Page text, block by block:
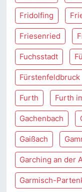
Fridolfing
Friesenried
Fuchsstadt
Fürstenfeldbruck
Furth Furth
Gachenbach
Gaißach
Garching an der
Garmisch-